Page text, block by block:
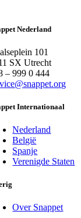
Nederland
101
SX Utrecht
– 999 0 444
Internationaal
Nederland
België
Spanje
Verenigde Staten
Over Snappet